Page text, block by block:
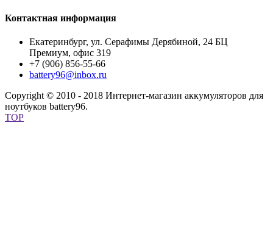
Контактная информация
Екатеринбург, ул. Серафимы Дерябиной, 24 БЦ
Премиум, офис 319
+7 (906) 856-55-66
battery96@inbox.ru
Copyright © 2010 - 2018 Интернет-магазин аккумуляторов для
ноутбуков battery96.
TOP